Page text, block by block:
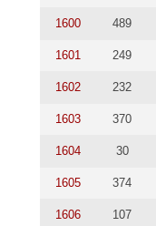
1600 489
1601 249
1602 232
1603 370
1604 30
1605 374
1606 107